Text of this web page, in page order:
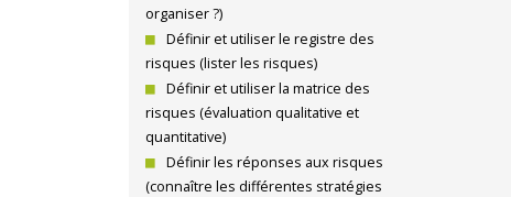
organiser ?)
Définir et utiliser le registre des
risques (lister les risques)
Définir et utiliser la matrice des
risques (évaluation qualitative et
quantitative)
Définir les réponses aux risques
(connaître les différentes stratégies